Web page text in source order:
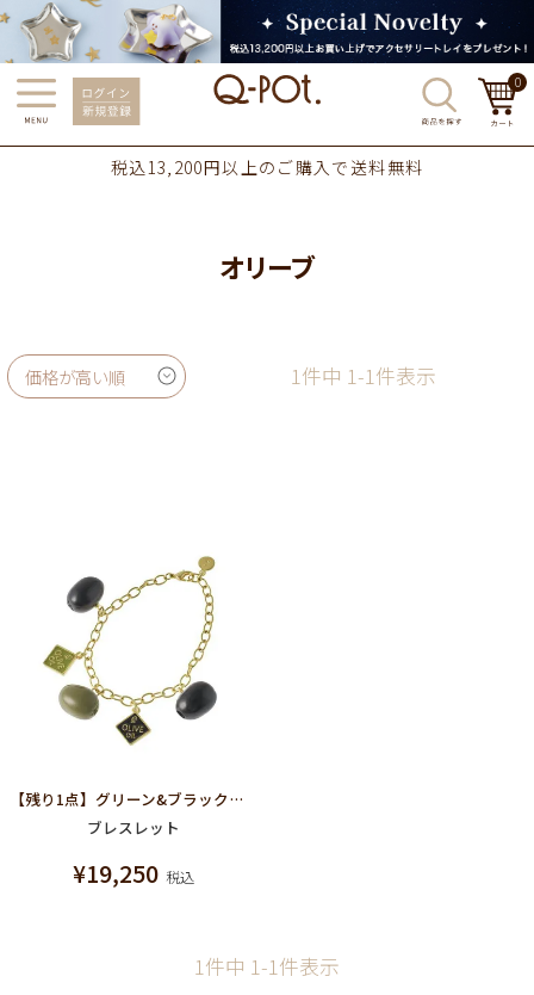
0
税込13,200円以上のご購入で送料無料
オリーブ
価格が高い順 1件中 1-1件表示
【残り1点】グリーン&ブラックオリーブ ブレスレット
ブレスレット
¥19,250 税込
1件中 1-1件表示